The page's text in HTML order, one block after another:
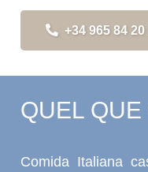
+34 965 84 20
QUEL
Comida Italiana